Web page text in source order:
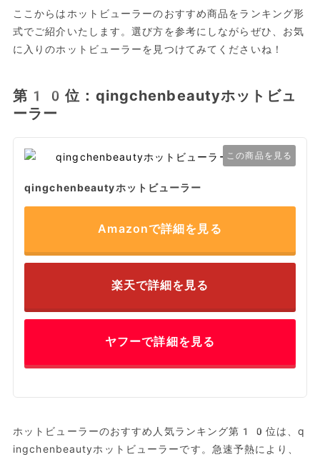
ここからはホットビューラーのおすすめ商品をランキング形
式でご紹介いたします。選び方を参考にしながらぜひ、お気
に入りのホットビューラーを見つけてみてくださいね！
第10位：qingchenbeautyホットビュ
ーラー
この商品を見る
qingchenbeautyホットビューラー
Amazonで詳細を見る
楽天で詳細を見る
ヤフーで詳細を見る
ホットビューラーのおすすめ人気ランキング第10位は、q
ingchenbeautyホットビューラーです。急速予熱により、